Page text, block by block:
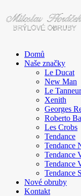
Domů
Naše značky
Le Ducat
New Man
Le Tanneur
Xenith
Georges
Roberto
Les Crobs
Tendance
Tendance
Tendance
Tendance
Tendance
Nové obruby
Kontakt